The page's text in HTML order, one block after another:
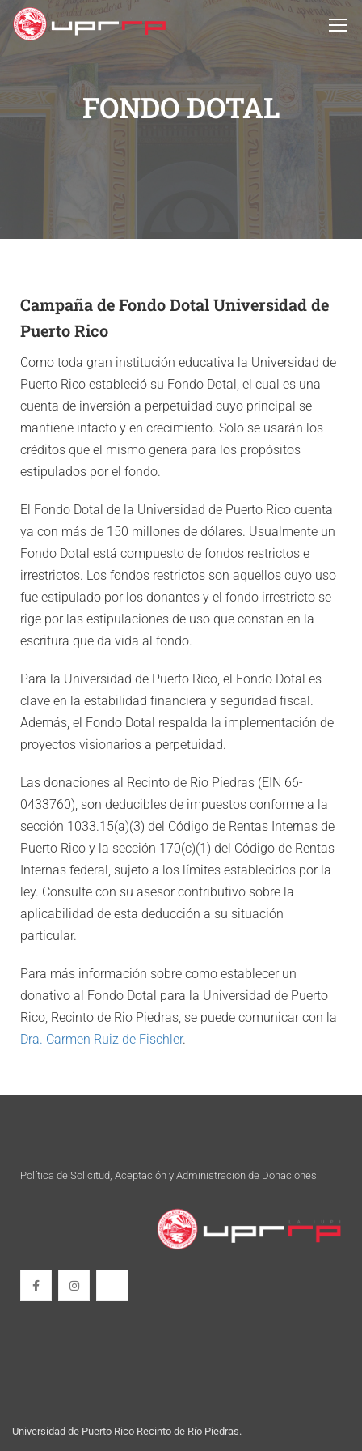
FONDO DOTAL
Campaña de Fondo Dotal Universidad de
Puerto Rico
Como toda gran institución educativa la Universidad de
Puerto Rico estableció su Fondo Dotal, el cual es una
cuenta de inversión a perpetuidad cuyo principal se
mantiene intacto y en crecimiento. Solo se usarán los
créditos que el mismo genera para los propósitos
estipulados por el fondo.
El Fondo Dotal de la Universidad de Puerto Rico cuenta
ya con más de 150 millones de dólares. Usualmente un
Fondo Dotal está compuesto de fondos restrictos e
irrestrictos. Los fondos restrictos son aquellos cuyo uso
fue estipulado por los donantes y el fondo irrestricto se
rige por las estipulaciones de uso que constan en la
escritura que da vida al fondo.
Para la Universidad de Puerto Rico, el Fondo Dotal es
clave en la estabilidad financiera y seguridad fiscal.
Además, el Fondo Dotal respalda la implementación de
proyectos visionarios a perpetuidad.
Las donaciones al Recinto de Rio Piedras (EIN 66-
0433760), son deducibles de impuestos conforme a la
sección 1033.15(a)(3) del Código de Rentas Internas de
Puerto Rico y la sección 170(c)(1) del Código de Rentas
Internas federal, sujeto a los límites establecidos por la
ley. Consulte con su asesor contributivo sobre la
aplicabilidad de esta deducción a su situación
particular.
Para más información sobre como establecer un
donativo al Fondo Dotal para la Universidad de Puerto
Rico, Recinto de Rio Piedras, se puede comunicar con la
Dra. Carmen Ruiz de Fischler.
Política de Solicitud, Aceptación y Administración de Donaciones
Universidad de Puerto Rico Recinto de Río Piedras.